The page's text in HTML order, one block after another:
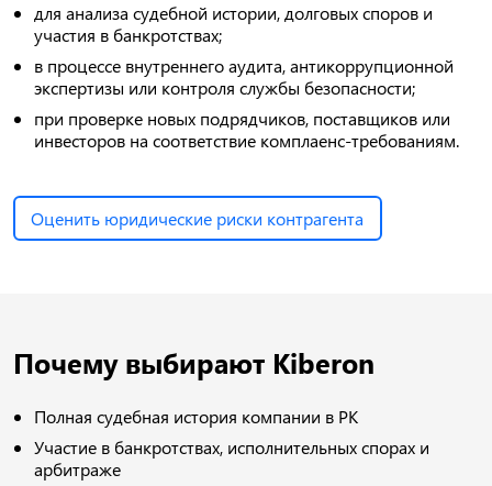
для анализа судебной истории, долговых споров и
участия в банкротствах;
в процессе внутреннего аудита, антикоррупционной
экспертизы или контроля службы безопасности;
при проверке новых подрядчиков, поставщиков или
инвесторов на соответствие комплаенс-требованиям.
Оценить юридические риски контрагента
Почему выбирают Kiberon
Полная судебная история компании в РК
Участие в банкротствах, исполнительных спорах и
арбитраже